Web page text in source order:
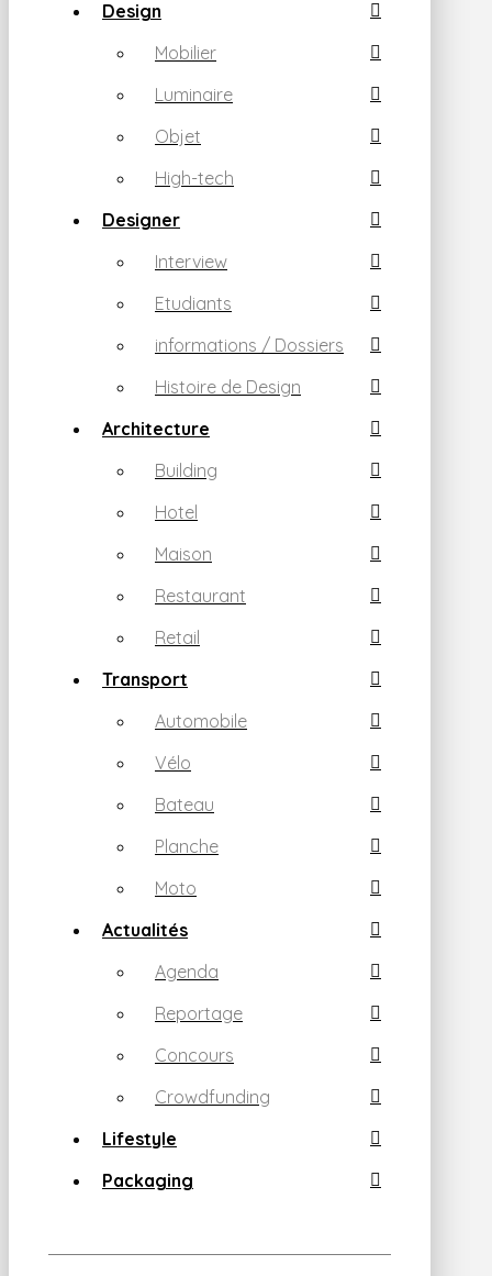
Design
Mobilier
Luminaire
Objet
High-tech
Designer
Interview
Etudiants
informations / Dossiers
Histoire de Design
Architecture
Building
Hotel
Maison
Restaurant
Retail
Transport
Automobile
Vélo
Bateau
Planche
Moto
Actualités
Agenda
Reportage
Concours
Crowdfunding
Lifestyle
Packaging